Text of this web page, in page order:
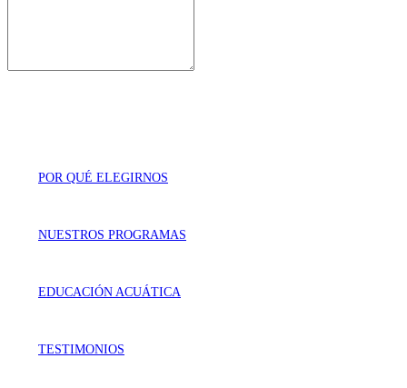
POR QUÉ ELEGIRNOS
NUESTROS PROGRAMAS
EDUCACIÓN ACUÁTICA
TESTIMONIOS